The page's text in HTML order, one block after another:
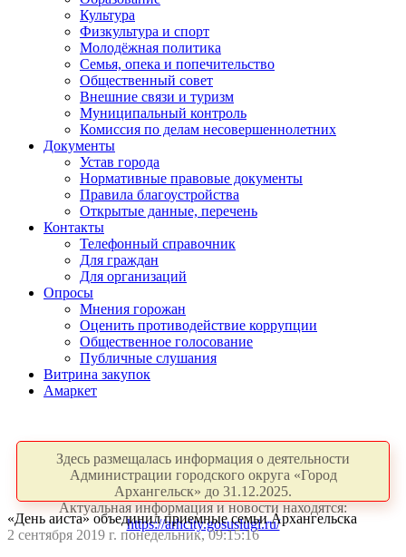
Культура
Физкультура и спорт
Молодёжная политика
Семья, опека и попечительство
Общественный совет
Внешние связи и туризм
Муниципальный контроль
Комиссия по делам несовершеннолетних
Документы
Устав города
Нормативные правовые документы
Правила благоустройства
Открытые данные, перечень
Контакты
Телефонный справочник
Для граждан
Для организаций
Опросы
Мнения горожан
Оценить противодействие коррупции
Общественное голосование
Публичные слушания
Витрина закупок
Амаркет
Здесь размещалась информация о деятельности
Администрации городского округа «Город
Архангельск» до 31.12.2025.
Актуальная информация и новости находятся:
https://arhcity.gosuslugi.ru/
«День аиста» объединил приемные семьи Архангельска
2 сентября 2019 г. понедельник, 09:15:16